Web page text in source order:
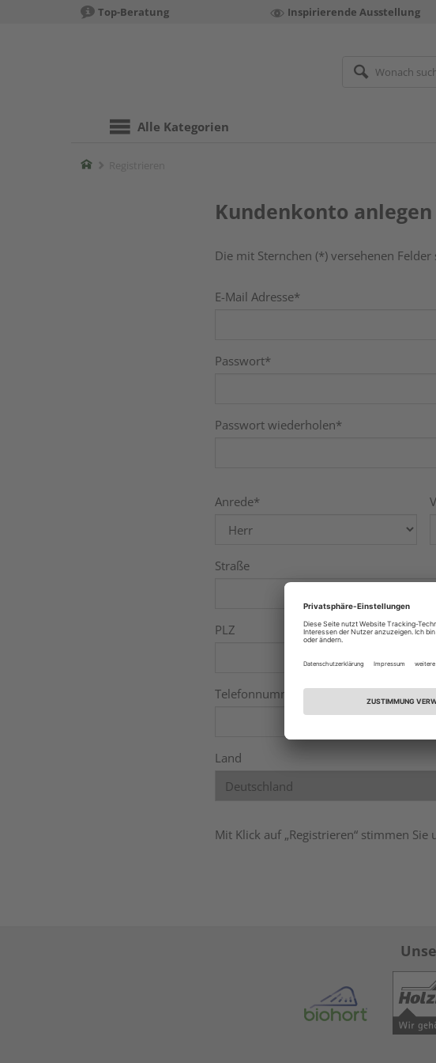
Top-Beratung Inspirierende Ausstellung
Alle Kategorien
Home
Kundenkonto anlegen
Die mit Sternchen (*) versehenen
E-Mail Adresse*
Passwort*
Passwort wiederholen*
Anrede*
Straße
PLZ Ort
Telefonnummer
Land
Mit Klick auf „Registrieren“ stimmen Sie